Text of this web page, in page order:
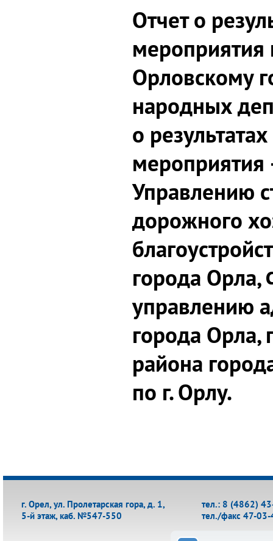
Отчет о
мероприятия
Орловскому
народных
о
мероприятия
Управлению
дорожного
города
управлению
города Орла,
района
по г. Орлу.
г. Орел, ул. Пролетарская гора, д. 1,
5-й этаж, каб. №547-550
тел.: 8 (4862)
тел./факс 47-